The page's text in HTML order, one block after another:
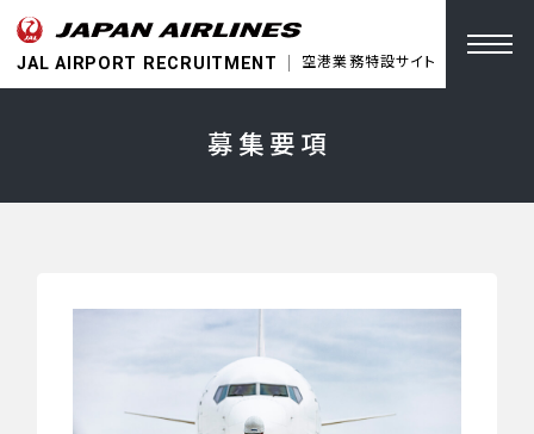
JAL AIRPORT RECRUITMENT 空港業務特設サイト
募集要項